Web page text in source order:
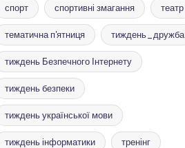
спорт спортивні змагання театр
тематична п'ятниця тиждень_дружба
тиждень Безпечного Інтернету
тиждень безпеки
тиждень української мови
тиждень інформатики тренінг